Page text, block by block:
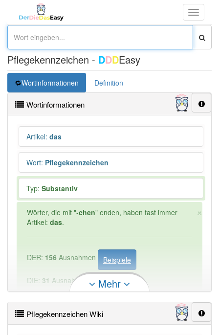
Toggle
Pflegekennzeichen - DDDEasy
Wortinformationen Definition
Wortinformationen
Artikel: das
Wort: Pflegekennzeichen
Typ: Substantiv
×
Wörter, die mit "-chen" enden, haben fast immer
Artikel: das.
DER: 156 Ausnahmen Beispiele
DIE: 31 Ausnahmen
Beispiele
PowerIndex:
Mehr
Pflegekennzeichen Wiki